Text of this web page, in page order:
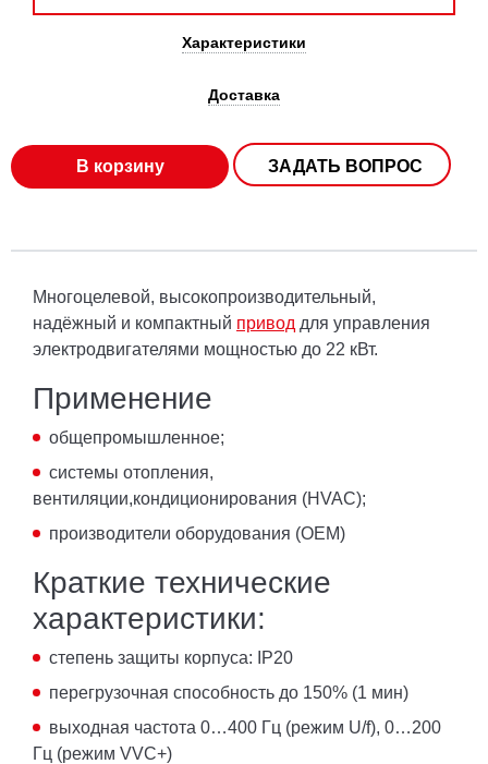
Характеристики
Доставка
В корзину ЗАДАТЬ ВОПРОС
Многоцелевой, высокопроизводительный,
надёжный и компактный привод для управления
электродвигателями мощностью до 22 кВт.
Применение
общепромышленное;
системы отопления,
вентиляции,кондиционирования (HVAC);
производители оборудования (OEM)
Краткие технические
характеристики:
степень защиты корпуса: IP20
перегрузочная способность до 150% (1 мин)
выходная частота 0…400 Гц (режим U/f), 0…200
Гц (режим VVC+)